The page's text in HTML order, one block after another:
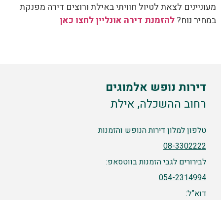
מעוניינים לצאת לטיול חוויתי באילת ורוצים דירה מפנקת
במחיר נוח?להזמנת דירה אונליין לחצו כאן
דירות נופש אלמוגים
רחוב ההשכלה, אילת
טלפון למלון דירות הנופש והזמנות
08-3302222
לבירורים לגבי הזמנות בווטסאפ:
054-2314994
דוא”ל: